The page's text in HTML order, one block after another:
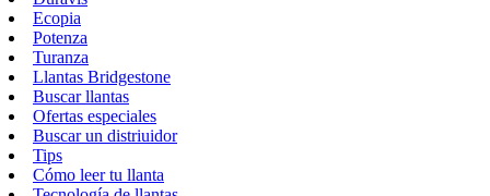
Ecopia
Potenza
Turanza
Llantas Bridgestone
Buscar llantas
Ofertas especiales
Buscar un distriuidor
Tips
Cómo leer tu llanta